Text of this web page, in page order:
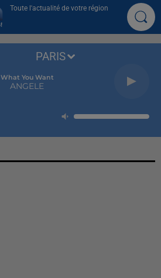
Toute l'actualité de votre région
What You Want
ANGELE
PARIS